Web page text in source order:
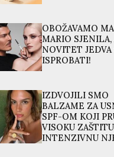
OBOŽAVAMO
MARIO SJENILA,
NOVITET JEDVA
ISPROBATI!
IZDVOJILI SMO
BALZAME ZA
SPF-OM KOJI
VISOKU
INTENZIVNU